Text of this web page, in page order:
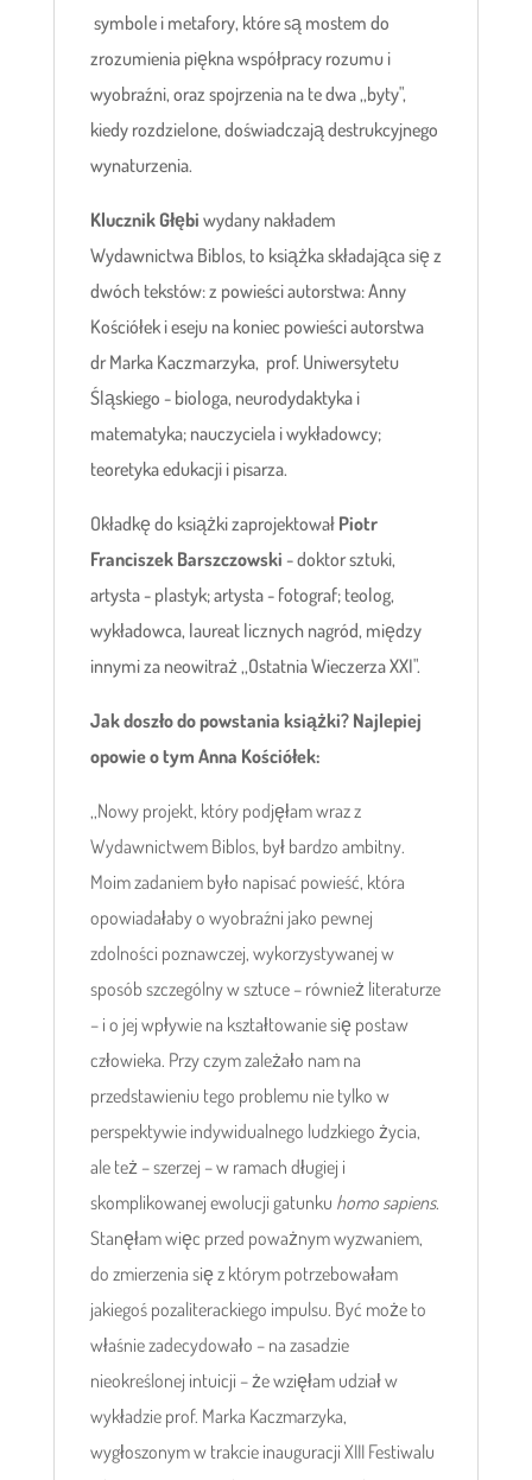
symbole i metafory, które są mostem do
zrozumienia piękna współpracy rozumu i
wyobraźni, oraz spojrzenia na te dwa ,,byty",
kiedy rozdzielone, doświadczają destrukcyjnego
wynaturzenia.
Klucznik Głębi wydany nakładem
Wydawnictwa Biblos, to książka składająca się z
dwóch tekstów: z powieści autorstwa: Anny
Kościółek i eseju na koniec powieści autorstwa
dr Marka Kaczmarzyka, prof. Uniwersytetu
Śląskiego - biologa, neurodydaktyka i
matematyka; nauczyciela i wykładowcy;
teoretyka edukacji i pisarza.
Okładkę do książki zaprojektowałPiotr
Franciszek Barszczowski - doktor sztuki,
artysta - plastyk; artysta - fotograf; teolog,
wykładowca, laureat licznych nagród, między
innymi za neowitraż ,,Ostatnia Wieczerza XXI".
Jak doszło do powstania książki? Najlepiej
opowie o tym Anna Kościółek:
,,Nowy projekt, który podjęłam wraz z
Wydawnictwem Biblos, był bardzo ambitny.
Moim zadaniem było napisać powieść, która
opowiadałaby o wyobraźni jako pewnej
zdolności poznawczej, wykorzystywanej w
sposób szczególny w sztuce – również literaturze
– i o jej wpływie na kształtowanie się postaw
człowieka. Przy czym zależało nam na
przedstawieniu tego problemu nie tylko w
perspektywie indywidualnego ludzkiego życia,
ale też – szerzej – w ramach długiej i
skomplikowanej ewolucji gatunku homo sapiens.
Stanęłam więc przed poważnym wyzwaniem,
do zmierzenia się z którym potrzebowałam
jakiegoś pozaliterackiego impulsu. Być może to
właśnie zadecydowało – na zasadzie
nieokreślonej intuicji – że wzięłam udział w
wykładzie prof. Marka Kaczmarzyka,
wygłoszonym w trakcie inauguracji XIII Festiwalu